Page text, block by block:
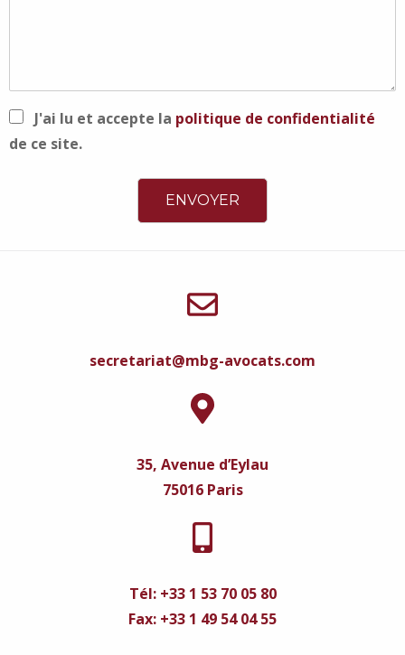
J'ai lu et accepte la politique de confidentialité
de ce site.
secretariat@mbg-avocats.com
35, Avenue d’Eylau
75016 Paris
Tél: +33 1 53 70 05 80
Fax: +33 1 49 54 04 55